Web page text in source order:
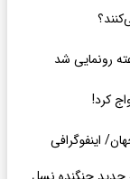
کرد!